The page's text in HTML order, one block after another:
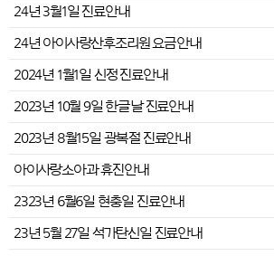
24년 3월1일 진료안내
24년 아이사랑산후조리원 요금안내
2024년 1월1일 신정 진료안내
2023년 10월 9일 한글날 진료안내
2023년 8월15일 광복절 진료안내
아이사랑소아과 휴진안내
2323년 6월6일 현충일 진료안내
23년 5월 27일 석가탄신일 진료안내